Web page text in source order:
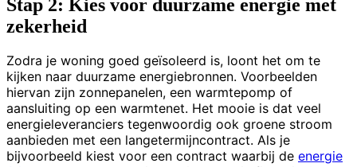
Stap 2: Kies voor duurzame energie met
zekerheid
Zodra je woning goed geïsoleerd is, loont het om te
kijken naar duurzame energiebronnen. Voorbeelden
hiervan zijn zonnepanelen, een warmtepomp of
aansluiting op een warmtenet. Het mooie is dat veel
energieleveranciers tegenwoordig ook groene stroom
aanbieden met een langetermijncontract. Als je
bijvoorbeeld kiest voor een contract waarbij de energie